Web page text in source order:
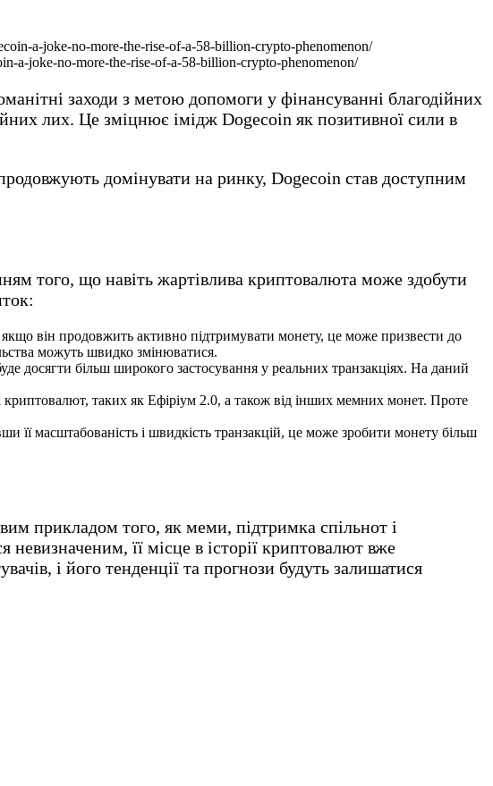
a-joke-no-more-the-rise-of-a-58-billion-crypto-phenomenon/
заходи з метою допомоги у фінансуванні благодійних
лих. Це зміцнює імідж Dogecoin як позитивної сили в
домінувати на ринку, Dogecoin став доступним
того, що навіть жартівлива криптовалюта може здобути
він продовжить активно підтримувати монету, це може призвести до
можуть швидко змінюватися.
досягти більш широкого застосування у реальних транзакціях. На даний
таких як Ефіріум 2.0, а також від інших мемних монет. Проте
масштабованість і швидкість транзакцій, це може зробити монету більш
прикладом того, як меми, підтримка спільнот і
її місце в історії криптовалют вже
і його тенденції та прогнози будуть залишатися